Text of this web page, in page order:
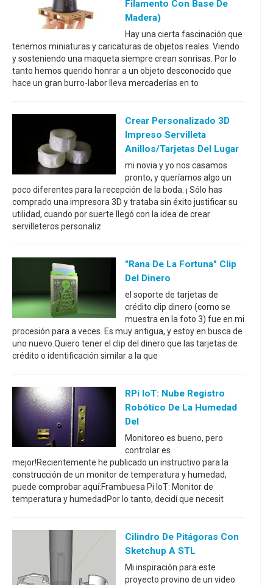
Filamento Con Base De
Madera)
Hay una cierta fascinación que
tenemos miniaturas y caricaturas de objetos reales. Viendo
y sosteniendo una maqueta siempre crean sonrisas. Por lo
tanto hemos querido honrar a un objeto desconocido que
hace un gran burro-labor lleva mercaderías en to
Crear Personalizado 3D
Impreso Servilleta
Anillos/tarjetas Del Lugar
mi novia y yo nos casamos
pronto, y queríamos algo un
poco diferentes para la recepción de la boda. ¡ Sólo has
comprado una impresora 3D y trataba sin éxito justificar su
utilidad, cuando por suerte llegó con la idea de crear
servilleteros personaliz
"Rana De La Fortuna" Clip
Del Dinero
el soporte de tarjetas de
crédito clip dinero (como se
muestra en la foto 3) fue en mi
procesión para a veces. Es muy antigua, y estoy en busca de
uno nuevo.Quiero tener el clip del dinero que las tarjetas de
crédito o identificación similar a la que
RPi IoT: Nube Registro
Robótico De La Humedad
Del
Monitoreo es bueno, pero
controlar es
mejor!Recientemente he publicado un instructivo para la
construcción de un monitor de temperatura y humedad,
puede comprobar aquí:Frambuesa Pi IoT: Monitor de
temperatura y humedadPor lo tanto, decidí que necesit
Cilindro De Pitágoras Con
Sketchup A STL
Mi inspiración para este
proyecto provino de un video